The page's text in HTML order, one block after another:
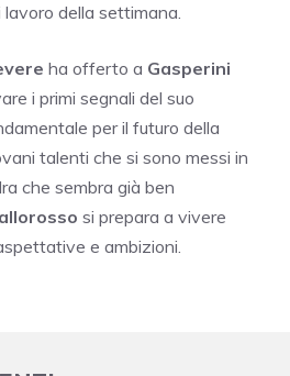
della settimana.
ha offerto a Gasperini
i primi segnali del suo
per il futuro della
talenti che si sono messi in
che sembra già ben
si prepara a vivere
e ambizioni.